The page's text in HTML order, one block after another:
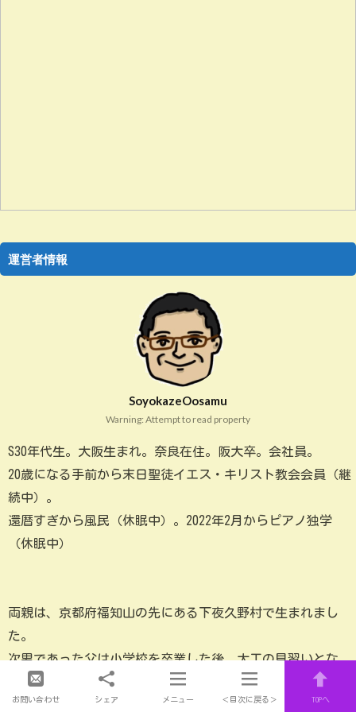
運営者情報
SoyokazeOosamu
Warning: Attempt to read property
S30年代生。大阪生まれ。奈良在住。阪大卒。会社員。
20歳になる手前から末日聖徒イエス・キリスト教会会員（継
続中）。
還暦すぎから風民（休眠中）。2022年2月からピアノ独学
（休眠中）
両親は、京都府福知山の先にある下夜久野村で生まれまし
た。
次男であった父は小学校を卒業した後、大工の見習いとな
り、その後、生涯、大阪で大工の仕事をしました。母は働き
者で洋裁、菓子屋、パン屋、外交、洗濯物の取次の仕事をし
お問い合わせ シェア メニュー ＜目次に戻る＞ TOPへ